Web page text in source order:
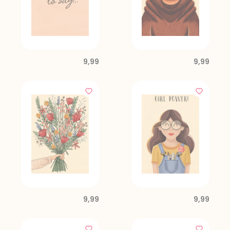
9,99 9,99
9,99 9,99